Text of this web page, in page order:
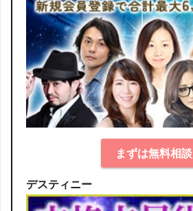
まずは無料相談
デスティニー